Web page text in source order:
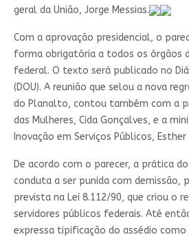
geral da União, Jorge Messias.
Com a aprovação presidencial, o
forma obrigatória a todos os órgãos
federal. O texto será publicado no
(DOU). A reunião que selou a nova
do Planalto, contou também com a
das Mulheres, Cida Gonçalves, e a
Inovação em Serviços Públicos, Esther
De acordo com o parecer, a prática
conduta a ser punida com demissão,
prevista na Lei 8.112/90, que criou o
servidores públicos federais. Até
expressa tipificação do assédio